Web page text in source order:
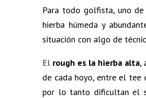
Para todo golfista, uno
hierba húmeda y
situación con algo de
El rough es la hierba alta,
de cada hoyo, entre el tee
por lo tanto dificultan el